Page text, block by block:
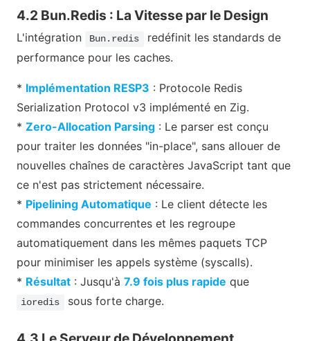
4.2 Bun.Redis : La Vitesse par le Design
L'intégration Bun.redis
redéfinit les standards de
performance pour les caches.
* Implémentation RESP3 : Protocole Redis
Serialization Protocol v3 implémenté en Zig.
* Zero-Allocation Parsing : Le parser est conçu
pour traiter les données "in-place", sans allouer de
nouvelles chaînes de caractères JavaScript tant que
ce n'est pas strictement nécessaire.
* Pipelining Automatique : Le client détecte les
commandes concurrentes et les regroupe
automatiquement dans les mêmes paquets TCP
pour minimiser les appels système (syscalls).
* Résultat : Jusqu'à 7.9 fois plus rapide que
ioredis sous forte charge.